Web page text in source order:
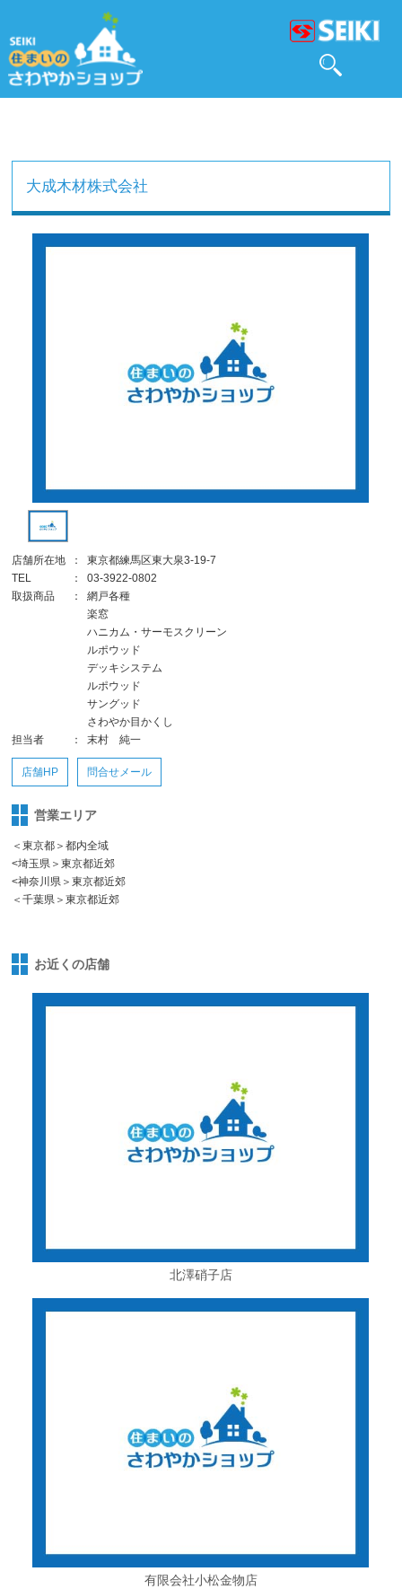
大成木材株式会社
店舗所在地 ：
東京都練馬区東大泉3-19-7
TEL
：
03-3922-0802
取扱商品
：
網戸各種
楽窓
ハニカム・サーモスクリーン
ルポウッド
デッキシステム
ルポウッド
サングッド
さわやか目かくし
担当者
： 末村 純一
店舗HP 問合せメール
営業エリア
＜東京都＞都内全域
<埼玉県＞東京都近郊
<神奈川県＞東京都近郊
＜千葉県＞東京都近郊
お近くの店舗
北澤硝子店
有限会社小松金物店